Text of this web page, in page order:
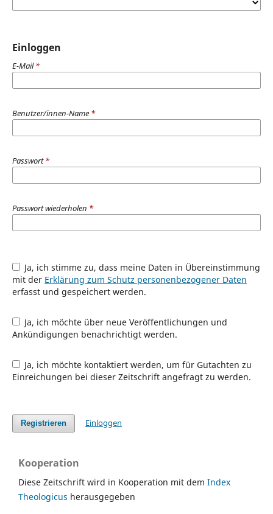
Einloggen
E-Mail*
Benutzer/innen-Name *
Passwort*
Passwort wiederholen *
mit der Erklärung zum Schutz personenbezogener Daten
erfasst und gespeichert werden.
Ankündigungen benachrichtigt werden.
Einreichungen bei dieser Zeitschrift angefragt zu werden.
Registrieren Einloggen
Kooperation
Diese Zeitschrift wird in Kooperation mit dem Index
Theologicus herausgegeben